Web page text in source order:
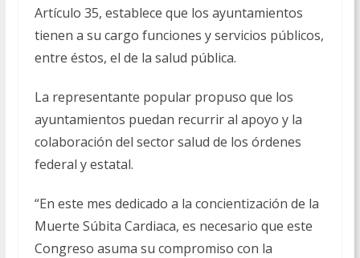
Artículo 35, establece que los ayuntamientos
tienen a su cargo funciones y servicios públicos,
entre éstos, el de la salud pública.
La representante popular propuso que los
ayuntamientos puedan recurrir al apoyo y la
colaboración del sector salud de los órdenes
federal y estatal.
“En este mes dedicado a la concientización de la
Muerte Súbita Cardiaca, es necesario que este
Congreso asuma su compromiso con la